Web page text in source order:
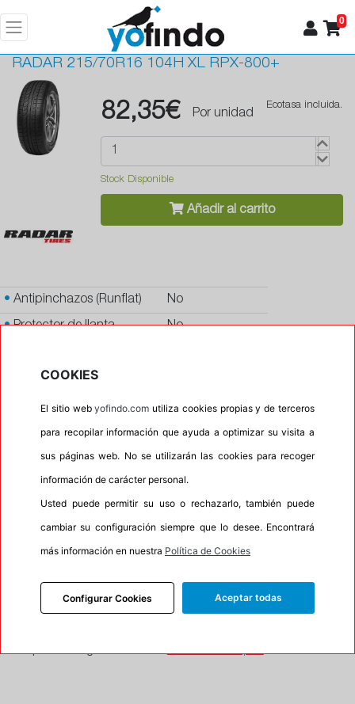
0
RADAR 215/70R16 104H XL RPX-800+
82,35€ Por unidad
Ecotasa incluida.
Stock Disponible
Añadir al carrito
• Antipinchazos (Runflat) No
•Protector de llanta No
Letras blancas
Espuma antiruido No
Si
Banda blanca No
No
Calidad QUALITY
P.O.R. No
95% 5%
•Etiqueta energética Información Eprel
COOKIES
El sitio webyofindo.com utiliza cookies propias y de terceros
para recopilar información que ayuda a optimizar su visita a
sus páginas web. No se utilizarán las cookies para recoger
información de carácter personal.
Usted puede permitir su uso o rechazarlo, también puede
cambiar su configuración siempre que lo desee. Encontrará
más información en nuestra Política de Cookies
Configurar Cookies Aceptar todas